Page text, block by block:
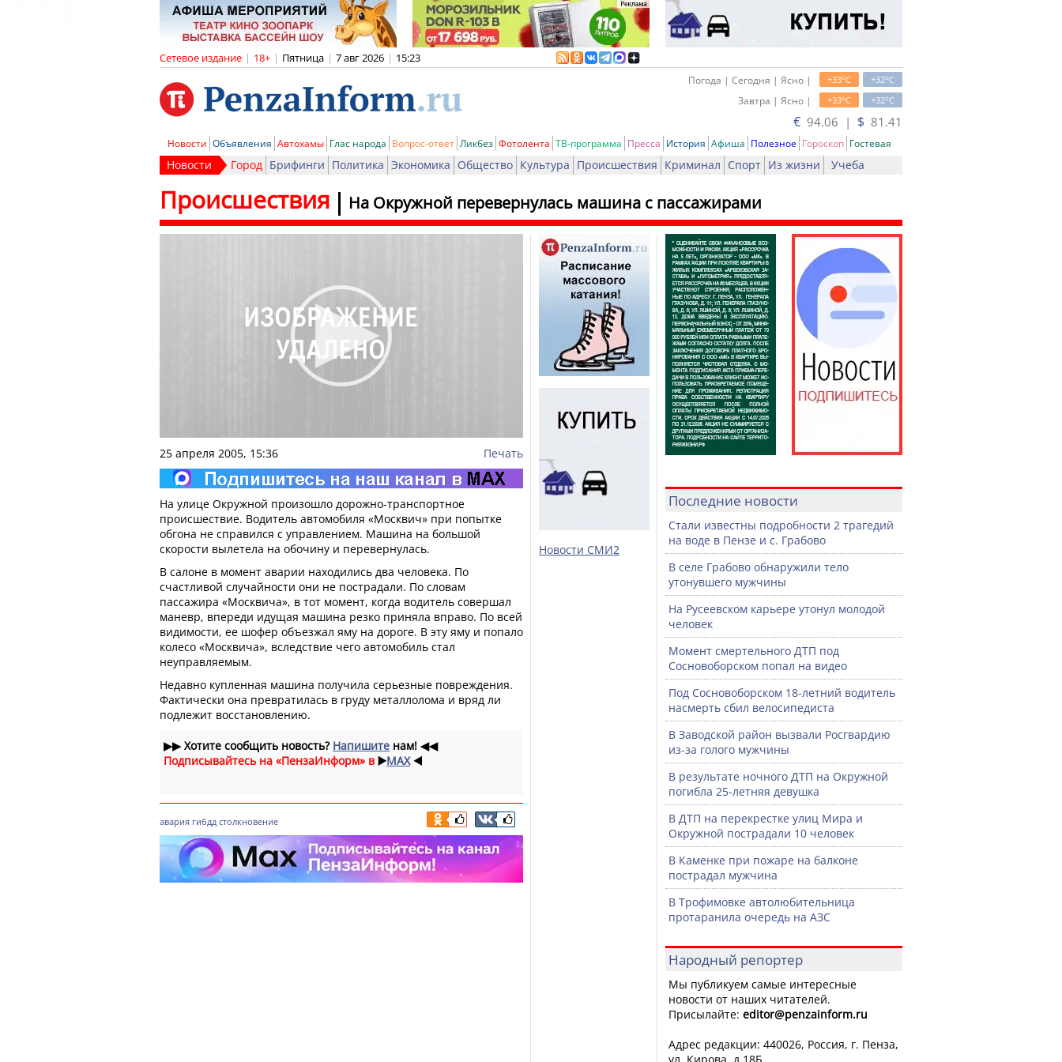
Сетевое издание | 18+ | Пятница | 7 авг 2026 | 15:23
+32oC
+33oC
Погода | Сегодня | Ясно |
+32oC
+33oC
Завтра | Ясно |
€ 94.06 | $ 81.41
Новости Объявления Автохамы Глас народа Вопрос-ответ Ликбез Фотолента ТВ-программа Пресса История Афиша Полезное Гороскоп Гостевая
Новости Город Брифинги Политика Экономика Общество Культура Происшествия Криминал Спорт Из жизни Учеба
На Окружной перевернулась машина с пассажирами
Происшествия
25 апреля 2005, 15:36 Печать
На улице Окружной произошло дорожно-транспортное
происшествие. Водитель автомобиля «Москвич» при попытке
обгона не справился с управлением. Машина на большой
скорости вылетела на обочину и перевернулась.
В салоне в момент аварии находились два человека. По
счастливой случайности они не пострадали. По словам
пассажира «Москвича», в тот момент, когда водитель совершал
маневр, впереди идущая машина резко приняла вправо. По всей
видимости, ее шофер объезжал яму на дороге. В эту яму и попало
колесо «Москвича», вследствие чего автомобиль стал
неуправляемым.
Недавно купленная машина получила серьезные повреждения.
Фактически она превратилась в груду металлолома и вряд ли
подлежит восстановлению.
▶▶Хотите сообщить новость? Напишите нам! ◀◀
Подписывайтесь на «ПензаИнформ» в ▶️MAX ◀️
авария гибдд столкновение
Новости СМИ2
Последние новости
Стали известны подробности 2 трагедий
на воде в Пензе и с. Грабово
В селе Грабово обнаружили тело
утонувшего мужчины
На Русеевском карьере утонул молодой
человек
Момент смертельного ДТП под
Сосновоборском попал на видео
Под Сосновоборском 18-летний водитель
насмерть сбил велосипедиста
В Заводской район вызвали Росгвардию
из-за голого мужчины
В результате ночного ДТП на Окружной
погибла 25-летняя девушка
В ДТП на перекрестке улиц Мира и
Окружной пострадали 10 человек
В Каменке при пожаре на балконе
пострадал мужчина
В Трофимовке автолюбительница
протаранила очередь на АЗС
Народный репортер
Мы публикуем самые интересные
новости от наших читателей.
Присылайте: editor@penzainform.ru
Адрес редакции: 440026, Россия, г. Пенза,